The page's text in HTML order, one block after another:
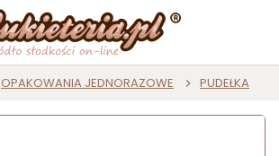
OPAKOWANIA JEDNORAZOWE PUDEŁKA